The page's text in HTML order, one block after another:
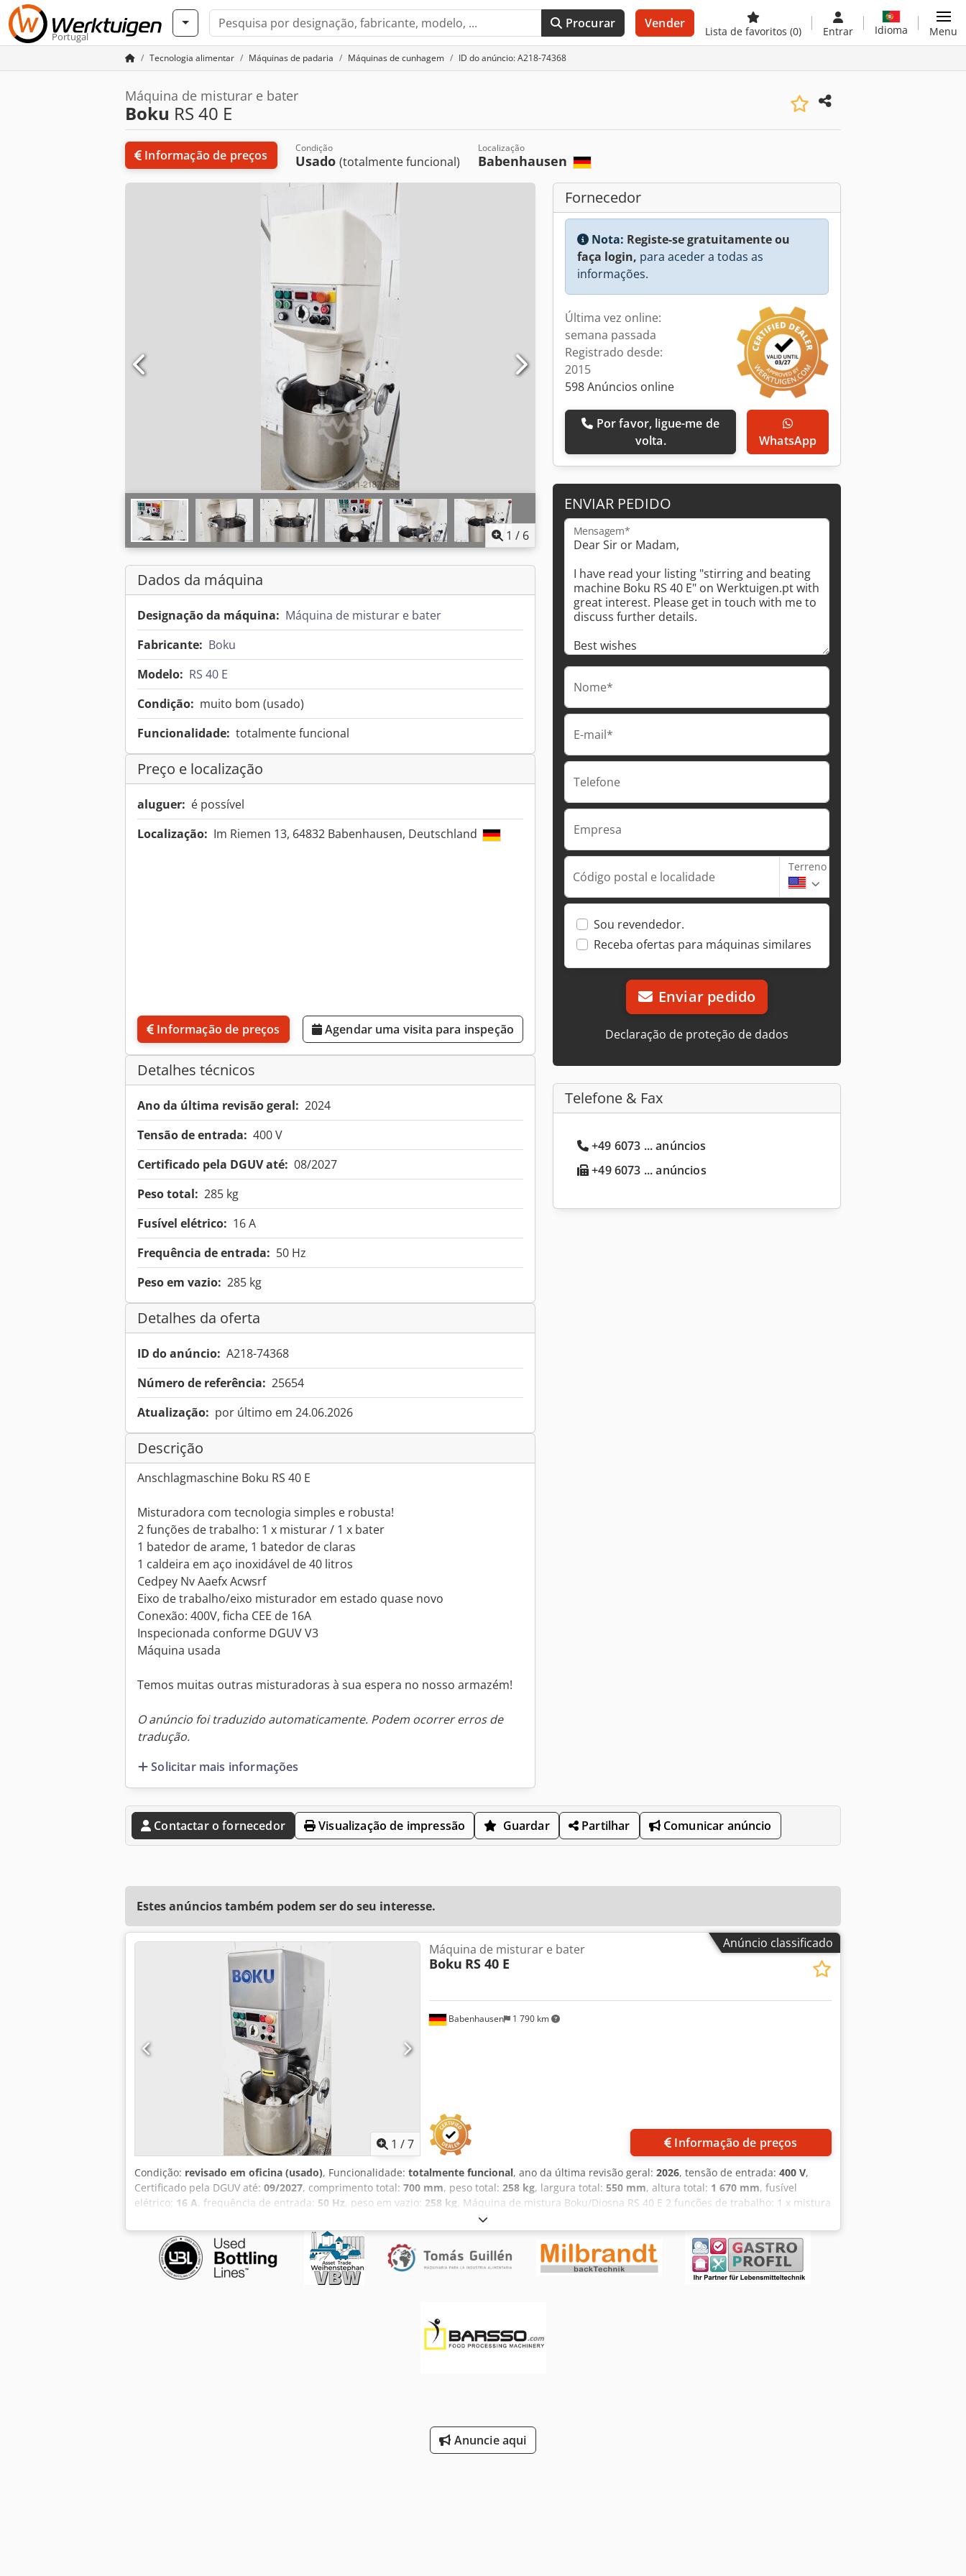
Portugal
Procurar Vender
Lista de favoritos (0) Entrar Idioma Menu
Tecnologia alimentar Máquinas de padaria Máquinas de cunhagem ID do anúncio: A218-74368
Máquina de misturar e bater
Boku RS 40 E
Informação de preços Condição
Usado (totalmente funcional)
Localização
Babenhausen
1 / 6
Dados da máquina
Designação da máquina: Máquina de misturar e bater
Fabricante: Boku
Modelo: RS 40 E
Condição: muito bom (usado)
Funcionalidade: totalmente funcional
Preço e localização
aluguer: é possível
Localização: Im Riemen 13, 64832 Babenhausen, Deutschland
Informação de preços Agendar uma visita para inspeção
Detalhes técnicos
Ano da última revisão geral: 2024
Tensão de entrada: 400 V
Certificado pela DGUV até: 08/2027
Peso total: 285 kg
Fusível elétrico: 16 A
Frequência de entrada: 50 Hz
Peso em vazio: 285 kg
Detalhes da oferta
ID do anúncio: A218-74368
Número de referência: 25654
Atualização: por último em 24.06.2026
Descrição
Anschlagmaschine Boku RS 40 E
Misturadora com tecnologia simples e robusta!
2 funções de trabalho: 1 x misturar / 1 x bater
1 batedor de arame, 1 batedor de claras
1 caldeira em aço inoxidável de 40 litros
Cedpey Nv Aaefx Acwsrf
Eixo de trabalho/eixo misturador em estado quase novo
Conexão: 400V, ficha CEE de 16A
Inspecionada conforme DGUV V3
Máquina usada
Temos muitas outras misturadoras à sua espera no nosso armazém!
O anúncio foi traduzido automaticamente. Podem ocorrer erros de
tradução.
Solicitar mais informações
Fornecedor
Nota: Registe-se gratuitamente ou
faça login, para aceder a todas as
informações.
Última vez online:
semana passada
Registrado desde:
2015
598 Anúncios online
volta.
WhatsApp
ENVIAR PEDIDO
Mensagem*
Nome*
E-mail*
Telefone
Empresa
Código postal e localidade
Terreno
Sou revendedor.
Receba ofertas para máquinas similares
Enviar pedido
Declaração de proteção de dados
Telefone & Fax
+49 6073 ... anúncios
+49 6073 ... anúncios
Contactar o fornecedor Visualização de impressão Guardar Partilhar Comunicar anúncio
Estes anúncios também podem ser do seu interesse.
Anúncio classificado
1 /7
Babenhausen 1 790 km
Máquina de misturar e bater
Boku RS 40 E
Informação de preços
Condição: revisado em oficina (usado), Funcionalidade: totalmente funcional, ano da última revisão geral: 2026, tensão de entrada: 400 V,
Certificado pela DGUV até: 09/2027, comprimento total: 700 mm, peso total: 258 kg, largura total: 550 mm, altura total: 1 670 mm, fusível
elétrico: 16 A, frequência de entrada: 50 Hz, peso em vazio: 258 kg, Máquina de mistura Boku/Diosna RS 40 E 2 funções de trabalho: 1 x mistura
/ 1 x bate Crsdpfx Acey Rhggowsf Modelo Boku/Diosna: RS 40 E Velocidade variável 1 batedor de mistura, 1 batedor 1 recipiente em aço
inoxidável de 40 litros Eixo de trabalho/eixo de mistura, ajustável Ligação 400V, ficha CEE de 16A Apenas na nossa empresa: testado de acordo
com a norma DGUV V3 Máquina usada, recondicionada Com garantia Visite a nossa grande exposição de máquinas para padarias!
Anuncie aqui